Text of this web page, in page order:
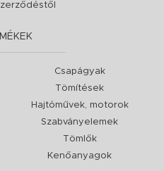
Csapágyak
Tömítések
Hajtóművek, motorok
Szabványelemek
Tömlők
Kenőanyagok